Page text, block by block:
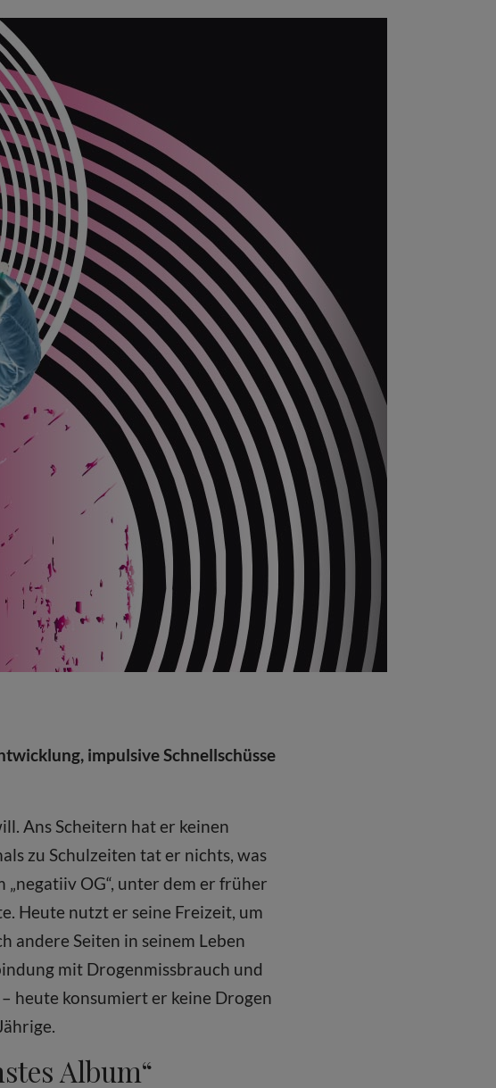
impulsive Schnellschüsse
Ans Scheitern hat er keinen
zu Schulzeiten tat er nichts, was
OG“, unter dem er früher
Heute nutzt er seine Freizeit, um
andere Seiten in seinem Leben
mit Drogenmissbrauch und
heute konsumiert er keine Drogen
Album“